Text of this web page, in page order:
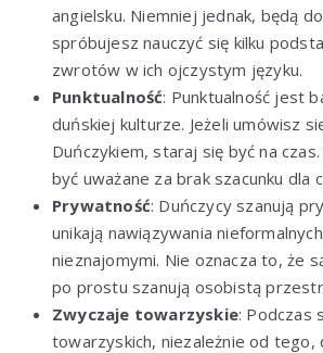
angielsku. Niemniej jednak, będą
spróbujesz nauczyć się kilku
zwrotów w ich ojczystym języku.
Punktualność: Punktualność jest
duńskiej kulturze. Jeżeli umówisz
Duńczykiem, staraj się być na
być uważane za brak szacunku dla
Prywatność: Duńczycy szanują
unikają nawiązywania
nieznajomymi. Nie oznacza to, że
po prostu szanują osobistą
Zwyczaje towarzyskie: Podczas
towarzyskich, niezależnie od tego,